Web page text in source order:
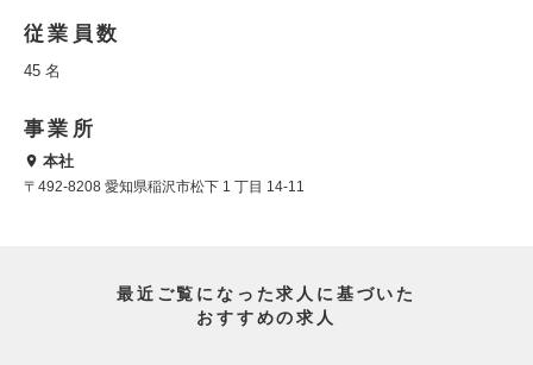
従業員数
45 名
事業所
本社
〒492-8208 愛知県稲沢市松下 1 丁目 14-11
最近ご覧になった求人に基づいた
おすすめの求人